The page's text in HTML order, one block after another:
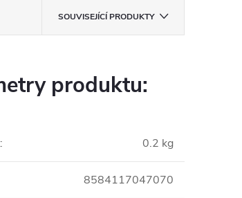
SOUVISEJÍCÍ PRODUKTY
produktu:
: 0.2 kg
8584117047070